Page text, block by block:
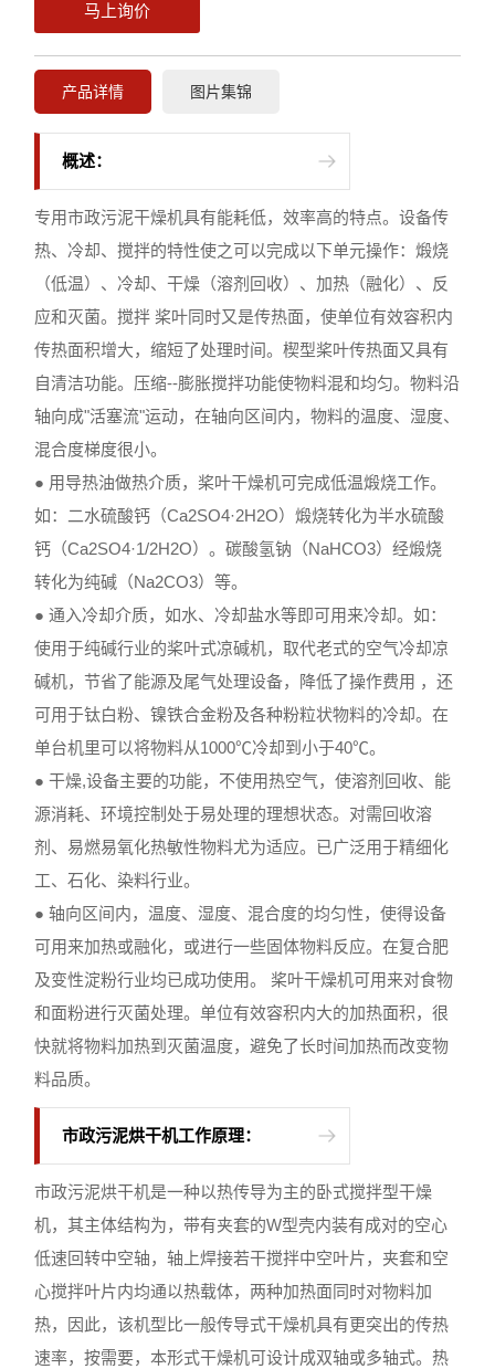
马上询价
产品详情 图片集锦
概述：
专用市政污泥干燥机具有能耗低，效率高的特点。设备传
热、冷却、搅拌的特性使之可以完成以下单元操作：煅烧
（低温）、冷却、干燥（溶剂回收）、加热（融化）、反
应和灭菌。搅拌 桨叶同时又是传热面，使单位有效容积内
传热面积增大，缩短了处理时间。楔型桨叶传热面又具有
自清洁功能。压缩--膨胀搅拌功能使物料混和均匀。物料沿
轴向成"活塞流"运动，在轴向区间内，物料的温度、湿度、
混合度梯度很小。
● 用导热油做热介质，桨叶干燥机可完成低温煅烧工作。
如：二水硫酸钙（Ca2SO4·2H2O）煅烧转化为半水硫酸
钙（Ca2SO4·1/2H2O）。碳酸氢钠（NaHCO3）经煅烧
转化为纯碱（Na2CO3）等。
● 通入冷却介质，如水、冷却盐水等即可用来冷却。如：
使用于纯碱行业的桨叶式凉碱机，取代老式的空气冷却凉
碱机，节省了能源及尾气处理设备，降低了操作费用 ，还
可用于钛白粉、镍铁合金粉及各种粉粒状物料的冷却。在
单台机里可以将物料从1000℃冷却到小于40℃。
● 干燥,设备主要的功能，不使用热空气，使溶剂回收、能
源消耗、环境控制处于易处理的理想状态。对需回收溶
剂、易燃易氧化热敏性物料尤为适应。已广泛用于精细化
工、石化、染料行业。
● 轴向区间内，温度、湿度、混合度的均匀性，使得设备
可用来加热或融化，或进行一些固体物料反应。在复合肥
及变性淀粉行业均已成功使用。 桨叶干燥机可用来对食物
和面粉进行灭菌处理。单位有效容积内大的加热面积，很
快就将物料加热到灭菌温度，避免了长时间加热而改变物
料品质。
市政污泥烘干机工作原理：
市政污泥烘干机是一种以热传导为主的卧式搅拌型干燥
机，其主体结构为，带有夹套的W型壳内装有成对的空心
低速回转中空轴，轴上焊接若干搅拌中空叶片，夹套和空
心搅拌叶片内均通以热载体，两种加热面同时对物料加
热，因此，该机型比一般传导式干燥机具有更突出的传热
速率，按需要，本形式干燥机可设计成双轴或多轴式。热